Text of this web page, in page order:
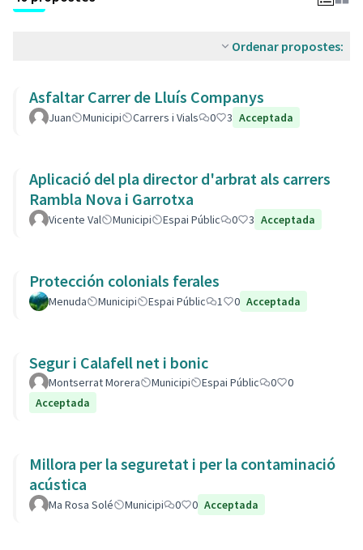
Ordenar propostes:
Asfaltar Carrer de Lluís Companys
Juan Municipi Carrers i Vials 0 3 Acceptada
Aplicació del pla director d'arbrat als carrers
Rambla Nova i Garrotxa
Vicente Val Municipi Espai Públic 0 3 Acceptada
Protección colonials ferales
Menuda Municipi Espai Públic 1 0 Acceptada
Segur i Calafell net i bonic
Montserrat Morera Municipi Espai Públic 0
0
Acceptada
Millora per la seguretat i per la contaminació
acústica
Ma Rosa Solé Municipi 0 0 Acceptada